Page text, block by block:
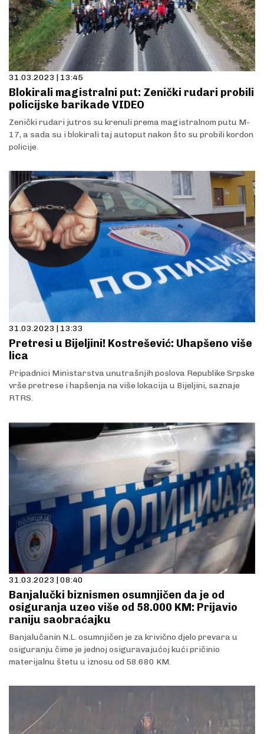
31.03.2023 | 13:45
Blokirali magistralni put: Zenički rudari probili
policijske barikade VIDEO
Zenički rudari jutros su krenuli prema magistralnom putu M-
17, a sada su i blokirali taj autoput nakon što su probili kordon
policije.
31.03.2023 | 13:33
Pretresi u Bijeljini! Kostrešević: Uhapšeno više
lica
Pripadnici Ministarstva unutrašnjih poslova Republike Srpske
vrše pretrese i hapšenja na više lokacija u Bijeljini, saznaje
RTRS.
31.03.2023 | 08:40
Banjalučki biznismen osumnjičen da je od
osiguranja uzeo više od 58.000 KM: Prijavio
raniju saobraćajku
Banjalučanin N.L. osumnjičen je za krivično djelo prevara u
osiguranju čime je jednoj osiguravajućoj kući pričinio
materijalnu štetu u iznosu od 58.680 KM.